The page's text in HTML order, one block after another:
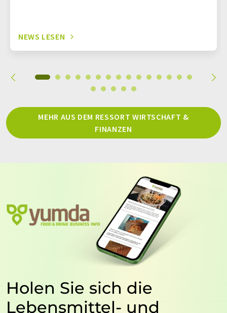
NEWS LESEN
MEHR AUS DEM RESSORT WIRTSCHAFT &
FINANZEN
Holen Sie sich die
Lebensmittel- und